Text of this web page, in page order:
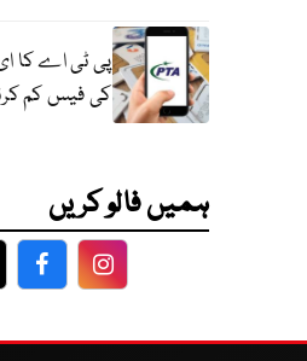
پی ٹی اے کا
کی فیس کم
ہمیں فالو کریں
FacebookFacebook